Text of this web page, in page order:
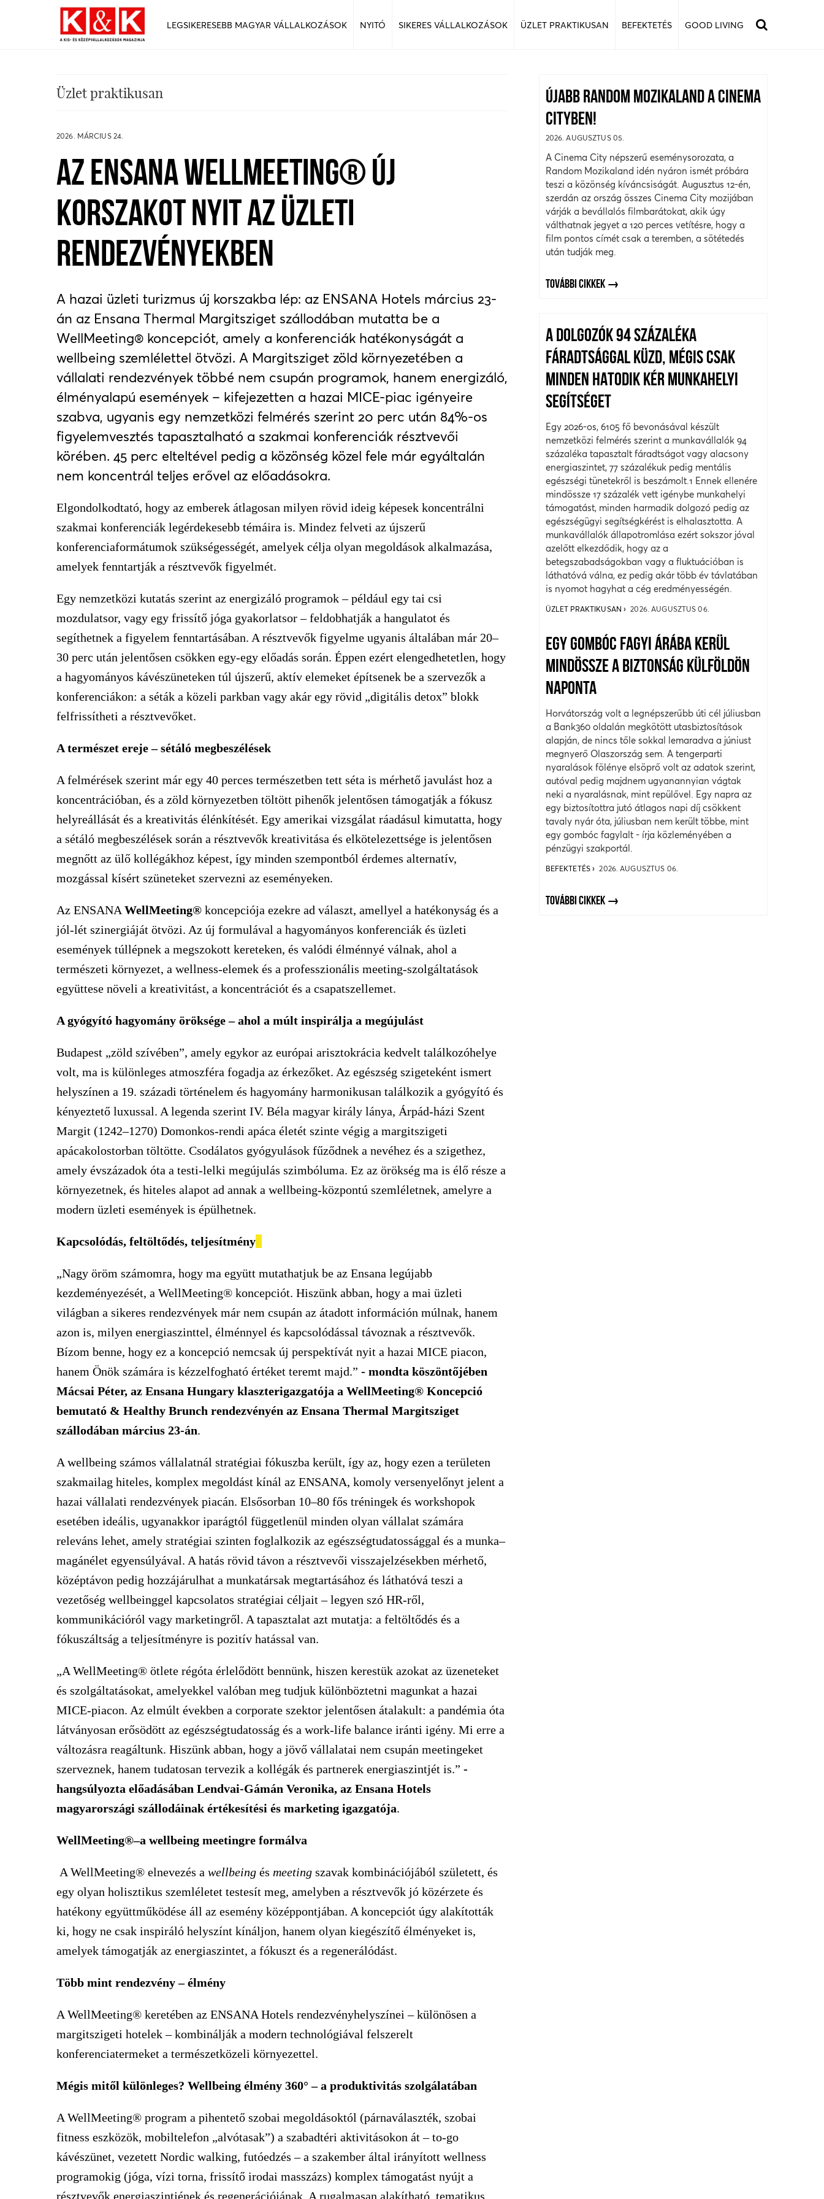
LEGSIKERESEBB MAGYAR VÁLLALKOZÁSOK NYITÓ SIKERES VÁLLALKOZÁSOK ÜZLET PRAKTIKUSAN BEFEKTETÉS GOOD LIVING
Üzlet praktikusan
2026. MÁRCIUS 24.
AZ ENSANA WELLMEETING® ÚJ
KORSZAKOT NYIT AZ ÜZLETI
RENDEZVÉNYEKBEN
A hazai üzleti turizmus új korszakba lép: az ENSANA Hotels március 23-
án az Ensana Thermal Margitsziget szállodában mutatta be a
WellMeeting® koncepciót, amely a konferenciák hatékonyságát a
wellbeing szemlélettel ötvözi. A Margitsziget zöld környezetében a
vállalati rendezvények többé nem csupán programok, hanem energizáló,
élményalapú események – kifejezetten a hazai MICE-piac igényeire
szabva, ugyanis egy nemzetközi felmérés szerint 20 perc után 84%-os
figyelemvesztés tapasztalható a szakmai konferenciák résztvevői
körében. 45 perc elteltével pedig a közönség közel fele már egyáltalán
nem koncentrál teljes erővel az előadásokra.
Elgondolkodtató, hogy az emberek átlagosan milyen rövid ideig képesek koncentrálni
szakmai konferenciák legérdekesebb témáira is. Mindez felveti az újszerű
konferenciaformátumok szükségességét, amelyek célja olyan megoldások alkalmazása,
amelyek fenntartják a résztvevők figyelmét.
Egy nemzetközi kutatás szerint az energizáló programok – például egy tai csi
mozdulatsor, vagy egy frissítő jóga gyakorlatsor – feldobhatják a hangulatot és
segíthetnek a figyelem fenntartásában. A résztvevők figyelme ugyanis általában már 20–
30 perc után jelentősen csökken egy-egy előadás során. Éppen ezért elengedhetetlen, hogy
a hagyományos kávészüneteken túl újszerű, aktív elemeket építsenek be a szervezők a
konferenciákon: a séták a közeli parkban vagy akár egy rövid „digitális detox” blokk
felfrissítheti a résztvevőket.
A természet ereje – sétáló megbeszélések
A felmérések szerint már egy 40 perces természetben tett séta is mérhető javulást hoz a
koncentrációban, és a zöld környezetben töltött pihenők jelentősen támogatják a fókusz
helyreállását és a kreativitás élénkítését. Egy amerikai vizsgálat ráadásul kimutatta, hogy
a sétáló megbeszélések során a résztvevők kreativitása és elkötelezettsége is jelentősen
megnőtt az ülő kollégákhoz képest, így minden szempontból érdemes alternatív,
mozgással kísért szüneteket szervezni az eseményeken.
Az ENSANA WellMeeting® koncepciója ezekre ad választ, amellyel a hatékonyság és a
jól-lét szinergiáját ötvözi. Az új formulával a hagyományos konferenciák és üzleti
események túllépnek a megszokott kereteken, és valódi élménnyé válnak, ahol a
természeti környezet, a wellness-elemek és a professzionális meeting-szolgáltatások
együttese növeli a kreativitást, a koncentrációt és a csapatszellemet.
A gyógyító hagyomány öröksége – ahol a múlt inspirálja a megújulást
Budapest „zöld szívében”, amely egykor az európai arisztokrácia kedvelt találkozóhelye
volt, ma is különleges atmoszféra fogadja az érkezőket. Az egészség szigeteként ismert
helyszínen a 19. századi történelem és hagyomány harmonikusan találkozik a gyógyító és
kényeztető luxussal. A legenda szerint IV. Béla magyar király lánya, Árpád-házi Szent
Margit (1242–1270) Domonkos-rendi apáca életét szinte végig a margitszigeti
apácakolostorban töltötte. Csodálatos gyógyulások fűződnek a nevéhez és a szigethez,
amely évszázadok óta a testi-lelki megújulás szimbóluma. Ez az örökség ma is élő része a
környezetnek, és hiteles alapot ad annak a wellbeing-központú szemléletnek, amelyre a
modern üzleti események is épülhetnek.
Kapcsolódás, feltöltődés, teljesítmény
„Nagy öröm számomra, hogy ma együtt mutathatjuk be az Ensana legújabb
kezdeményezését, a WellMeeting® koncepciót. Hiszünk abban, hogy a mai üzleti
világban a sikeres rendezvények már nem csupán az átadott információn múlnak, hanem
azon is, milyen energiaszinttel, élménnyel és kapcsolódással távoznak a résztvevők.
Bízom benne, hogy ez a koncepció nemcsak új perspektívát nyit a hazai MICE piacon,
hanem Önök számára is kézzelfogható értéket teremt majd.” - mondta köszöntőjében
Mácsai Péter, az Ensana Hungary klaszterigazgatója a WellMeeting® Koncepció
bemutató & Healthy Brunch rendezvényén az Ensana Thermal Margitsziget
szállodában március 23-án.
A wellbeing számos vállalatnál stratégiai fókuszba került, így az, hogy ezen a területen
szakmailag hiteles, komplex megoldást kínál az ENSANA, komoly versenyelőnyt jelent a
hazai vállalati rendezvények piacán. Elsősorban 10–80 fős tréningek és workshopok
esetében ideális, ugyanakkor iparágtól függetlenül minden olyan vállalat számára
releváns lehet, amely stratégiai szinten foglalkozik az egészségtudatossággal és a munka–
magánélet egyensúlyával. A hatás rövid távon a résztvevői visszajelzésekben mérhető,
középtávon pedig hozzájárulhat a munkatársak megtartásához és láthatóvá teszi a
vezetőség wellbeinggel kapcsolatos stratégiai céljait – legyen szó HR-ről,
kommunikációról vagy marketingről. A tapasztalat azt mutatja: a feltöltődés és a
fókuszáltság a teljesítményre is pozitív hatással van.
„A WellMeeting® ötlete régóta érlelődött bennünk, hiszen kerestük azokat az üzeneteket
és szolgáltatásokat, amelyekkel valóban meg tudjuk különböztetni magunkat a hazai
MICE-piacon. Az elmúlt években a corporate szektor jelentősen átalakult: a pandémia óta
látványosan erősödött az egészségtudatosság és a work-life balance iránti igény. Mi erre a
változásra reagáltunk. Hiszünk abban, hogy a jövő vállalatai nem csupán meetingeket
szerveznek, hanem tudatosan tervezik a kollégák és partnerek energiaszintjét is.” -
hangsúlyozta előadásában Lendvai-Gámán Veronika, az Ensana Hotels
magyarországi szállodáinak értékesítési és marketing igazgatója.
WellMeeting®–a wellbeing meetingre formálva
A WellMeeting® elnevezés a wellbeing és meeting szavak kombinációjából született, és
egy olyan holisztikus szemléletet testesít meg, amelyben a résztvevők jó közérzete és
hatékony együttműködése áll az esemény középpontjában. A koncepciót úgy alakították
ki, hogy ne csak inspiráló helyszínt kínáljon, hanem olyan kiegészítő élményeket is,
amelyek támogatják az energiaszintet, a fókuszt és a regenerálódást.
Több mint rendezvény – élmény
A WellMeeting® keretében az ENSANA Hotels rendezvényhelyszínei – különösen a
margitszigeti hotelek – kombinálják a modern technológiával felszerelt
konferenciatermeket a természetközeli környezettel.
Mégis mitől különleges? Wellbeing élmény 360° – a produktivitás szolgálatában
A WellMeeting® program a pihentető szobai megoldásoktól (párnaválaszték, szobai
fitness eszközök, mobiltelefon „alvótasak”) a szabadtéri aktivitásokon át – to-go
kávészünet, vezetett Nordic walking, futóedzés – a szakember által irányított wellness
programokig (jóga, vízi torna, frissítő irodai masszázs) komplex támogatást nyújt a
résztvevők energiaszintjének és regenerációjának. A rugalmasan alakítható, tematikus
ÚJABB RANDOM MOZIKALAND A CINEMA
CITYBEN!
2026. AUGUSZTUS 05.
A Cinema City népszerű eseménysorozata, a
Random Mozikaland idén nyáron ismét próbára
teszi a közönség kíváncsiságát. Augusztus 12-én,
szerdán az ország összes Cinema City mozijában
várják a bevállalós filmbarátokat, akik úgy
válthatnak jegyet a 120 perces vetítésre, hogy a
film pontos címét csak a teremben, a sötétedés
után tudják meg.
TOVÁBBI CIKKEK
A DOLGOZÓK 94 SZÁZALÉKA
FÁRADTSÁGGAL KÜZD, MÉGIS CSAK
MINDEN HATODIK KÉR MUNKAHELYI
SEGÍTSÉGET
Egy 2026-os, 6105 fő bevonásával készült
nemzetközi felmérés szerint a munkavállalók 94
százaléka tapasztalt fáradtságot vagy alacsony
energiaszintet, 77 százalékuk pedig mentális
egészségi tünetekről is beszámolt.1 Ennek ellenére
mindössze 17 százalék vett igénybe munkahelyi
támogatást, minden harmadik dolgozó pedig az
egészségügyi segítségkérést is elhalasztotta. A
munkavállalók állapotromlása ezért sokszor jóval
azelőtt elkezdődik, hogy az a
betegszabadságokban vagy a fluktuációban is
láthatóvá válna, ez pedig akár több év távlatában
is nyomot hagyhat a cég eredményességén.
ÜZLET PRAKTIKUSAN 2026. AUGUSZTUS 06.
EGY GOMBÓC FAGYI ÁRÁBA KERÜL
MINDÖSSZE A BIZTONSÁG KÜLFÖLDÖN
NAPONTA
Horvátország volt a legnépszerűbb úti cél júliusban
a Bank360 oldalán megkötött utasbiztosítások
alapján, de nincs tőle sokkal lemaradva a júniust
megnyerő Olaszország sem. A tengerparti
nyaralások fölénye elsöprő volt az adatok szerint,
autóval pedig majdnem ugyanannyian vágtak
neki a nyaralásnak, mint repülővel. Egy napra az
egy biztosítottra jutó átlagos napi díj csökkent
tavaly nyár óta, júliusban nem került többe, mint
egy gombóc fagylalt - írja közleményében a
pénzügyi szakportál.
BEFEKTETÉS 2026. AUGUSZTUS 06.
TOVÁBBI CIKKEK